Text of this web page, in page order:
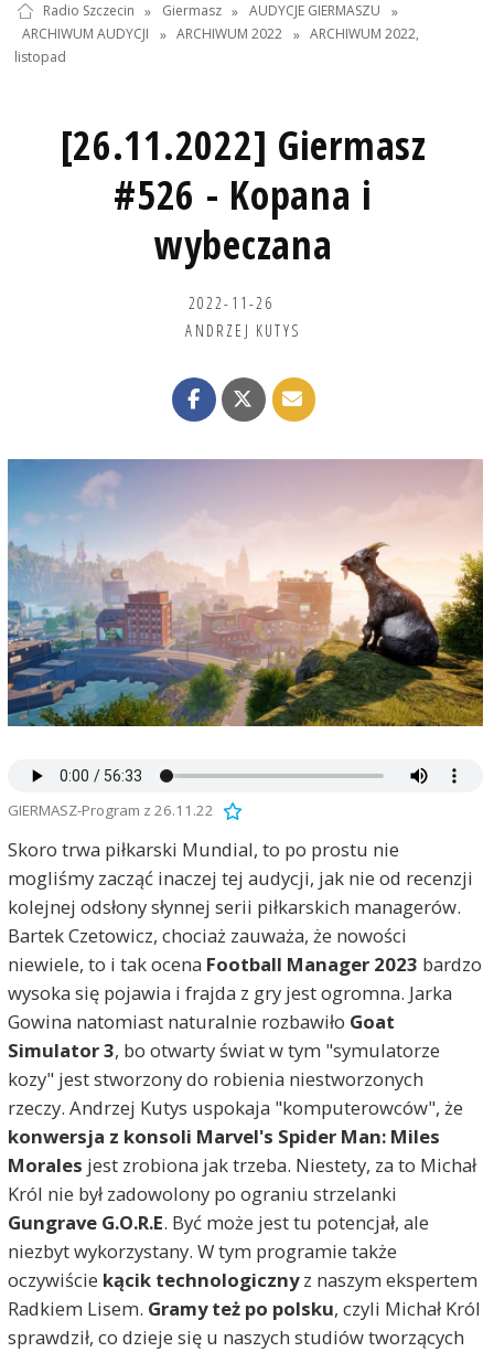
Radio Szczecin » Giermasz » AUDYCJE GIERMASZU
»
ARCHIWUM AUDYCJI
» ARCHIWUM 2022 » ARCHIWUM 2022,
listopad
[26.11.2022] Giermasz
#526 - Kopana i
wybeczana
2022-11-26
ANDRZEJ KUTYS
GIERMASZ-Program z 26.11.22
Skoro trwa piłkarski Mundial, to po prostu nie
mogliśmy zacząć inaczej tej audycji, jak nie od recenzji
kolejnej odsłony słynnej serii piłkarskich managerów.
Bartek Czetowicz, chociaż zauważa, że nowości
niewiele, to i tak ocena Football Manager 2023 bardzo
wysoka się pojawia i frajda z gry jest ogromna. Jarka
Gowina natomiast naturalnie rozbawiło Goat
Simulator 3, bo otwarty świat w tym "symulatorze
kozy" jest stworzony do robienia niestworzonych
rzeczy. Andrzej Kutys uspokaja "komputerowców", że
konwersja z konsoli Marvel's Spider Man: Miles
Morales jest zrobiona jak trzeba. Niestety, za to Michał
Król nie był zadowolony po ograniu strzelanki
Gungrave G.O.R.E. Być może jest tu potencjał, ale
niezbyt wykorzystany. W tym programie także
oczywiście kącik technologicznyz naszym ekspertem
Radkiem Lisem. Gramy też po polsku, czyli Michał Król
sprawdził, co dzieje się u naszych studiów tworzących